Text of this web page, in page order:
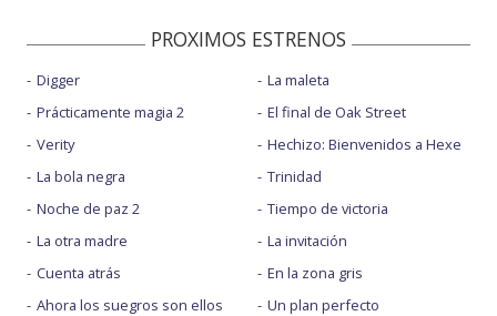
PROXIMOS ESTRENOS
Digger
Prácticamente magia 2
Verity
La bola negra
Noche de paz 2
La otra madre
Cuenta atrás
Ahora los suegros son ellos
La maleta
El final de Oak Street
Hechizo: Bienvenidos a Hexe
Trinidad
Tiempo de victoria
La invitación
En la zona gris
Un plan perfecto